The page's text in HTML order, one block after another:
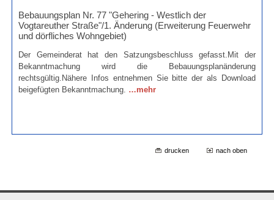
Bebauungsplan Nr. 77 "Gehering - Westlich der
Vogtareuther Straße"/1. Änderung (Erweiterung Feuerwehr
und dörfliches Wohngebiet)
Der Gemeinderat hat den Satzungsbeschluss gefasst.Mit der
Bekanntmachung wird die Bebauungsplanänderung
rechtsgültig.Nähere Infos entnehmen Sie bitte der als Download
beigefügten Bekanntmachung. …mehr
drucken nach oben